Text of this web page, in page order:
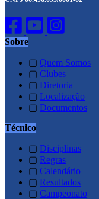
Sobre
▢ Quem Somos
▢ Clubes
▢ Diretoria
▢ Localização
▢ Documentos
Técnico
▢ Disciplinas
▢ Regras
▢ Calendário
▢ Resultados
▢ Campeonato